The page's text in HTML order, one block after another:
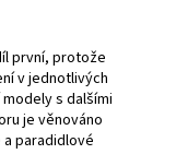
první, protože
v jednotlivých
s dalšími
je věnováno
paradidlové